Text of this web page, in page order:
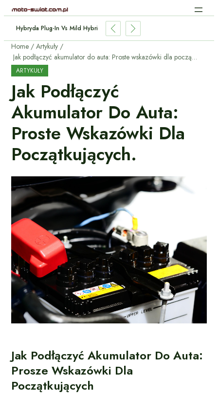
Aut Elektrycznych: Jak Działa Bez Kabli?
Home
Artykuły
Jak podłączyć akumulator do auta: Proste wskazówki dla początkujących.
ARTYKUŁY
Jak Podłączyć
Akumulator Do Auta:
Proste Wskazówki Dla
Początkujących.
Jak Podłączyć Akumulator Do Auta:
Prosze Wskazówki Dla
Początkujących